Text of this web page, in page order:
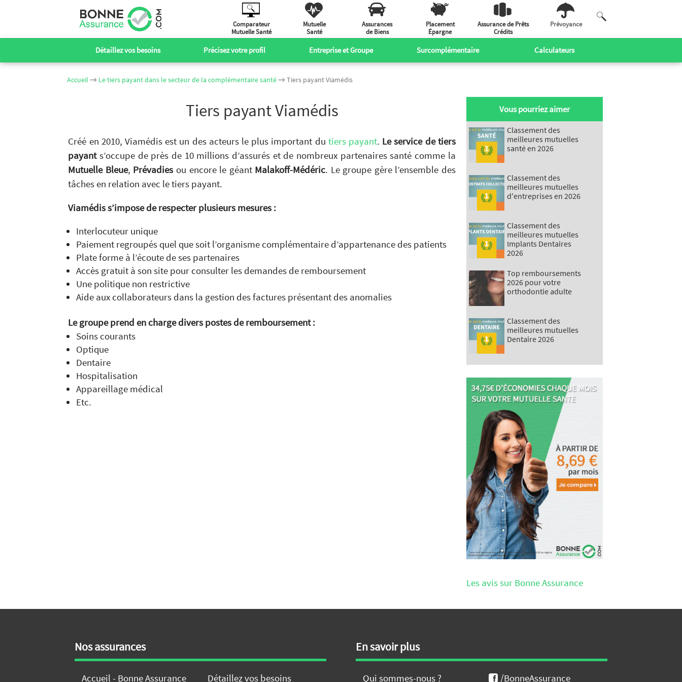
Comparateur
Mutuelle Santé
Mutuelle
Santé
Assurances
de Biens
Placement
Épargne
Assurance de Prêts
Crédits
Prévoyance
Détaillez vos besoins Précisez votre profil Entreprise et Groupe Surcomplémentaire Calculateurs
Accueil → Le tiers payant dans le secteur de la complémentaire santé→ Tiers payant Viamédis
Tiers payant Viamédis
Créé en 2010, Viamédis est un des acteurs le plus important du tiers payant. Le service de tiers
payants’occupe de près de 10 millions d’assurés et de nombreux partenaires santé comme la
Mutuelle Bleue, Prévadies ou encore le géant Malakoff-Médéric. Le groupe gère l’ensemble des
tâches en relation avec le tiers payant.
Viamédis s’impose de respecter plusieurs mesures :
Interlocuteur unique
Paiement regroupés quel que soit l’organisme complémentaire d’appartenance des patients
Plate forme à l’écoute de ses partenaires
Accès gratuit à son site pour consulter les demandes de remboursement
Une politique non restrictive
Aide aux collaborateurs dans la gestion des factures présentant des anomalies
Le groupe prend en charge divers postes de remboursement :
Soins courants
Optique
Dentaire
Hospitalisation
Appareillage médical
Etc.
Vous pourriez aimer
Classement des
meilleures mutuelles
santé en 2026
Classement des
meilleures mutuelles
d'entreprises en 2026
Classement des
meilleures mutuelles
Implants Dentaires
2026
Top remboursements
2026 pour votre
orthodontie adulte
Classement des
meilleures mutuelles
Dentaire 2026
Les avis sur Bonne Assurance
Nos assurances
Accueil - Bonne Assurance Détaillez vos besoins
En savoir plus
Qui sommes-nous ? /BonneAssurance